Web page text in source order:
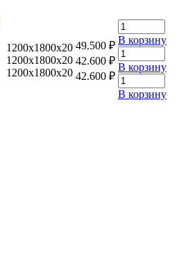
1200х1800х20
1200х1800х20
1200х1800х20
49.500 ₽
42.600 ₽
42.600 ₽
В корзину
В корзину
В корзину